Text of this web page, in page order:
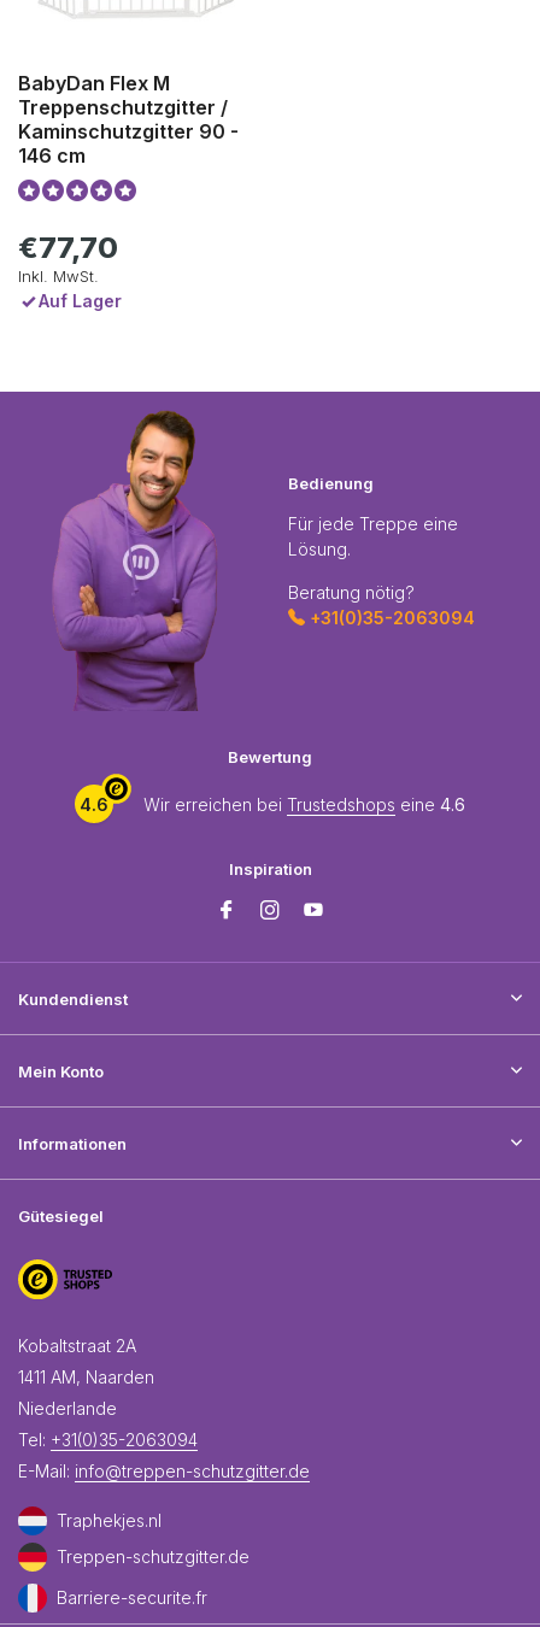
BabyDan Flex M
Treppenschutzgitter /
Kaminschutzgitter 90 -
146 cm
€77,70
Inkl. MwSt.
Auf Lager
Bedienung
Für jede Treppe eine
Lösung.
Beratung nötig?
+31(0)35-2063094
Bewertung
4.6 Wir erreichen bei Trustedshops eine 4.6
Inspiration
Kundendienst
Mein Konto
Informationen
Gütesiegel
Kobaltstraat 2A
1411 AM, Naarden
Niederlande
Tel: +31(0)35-2063094
E-Mail: info@treppen-schutzgitter.de
Traphekjes.nl
Treppen-schutzgitter.de
Barriere-securite.fr